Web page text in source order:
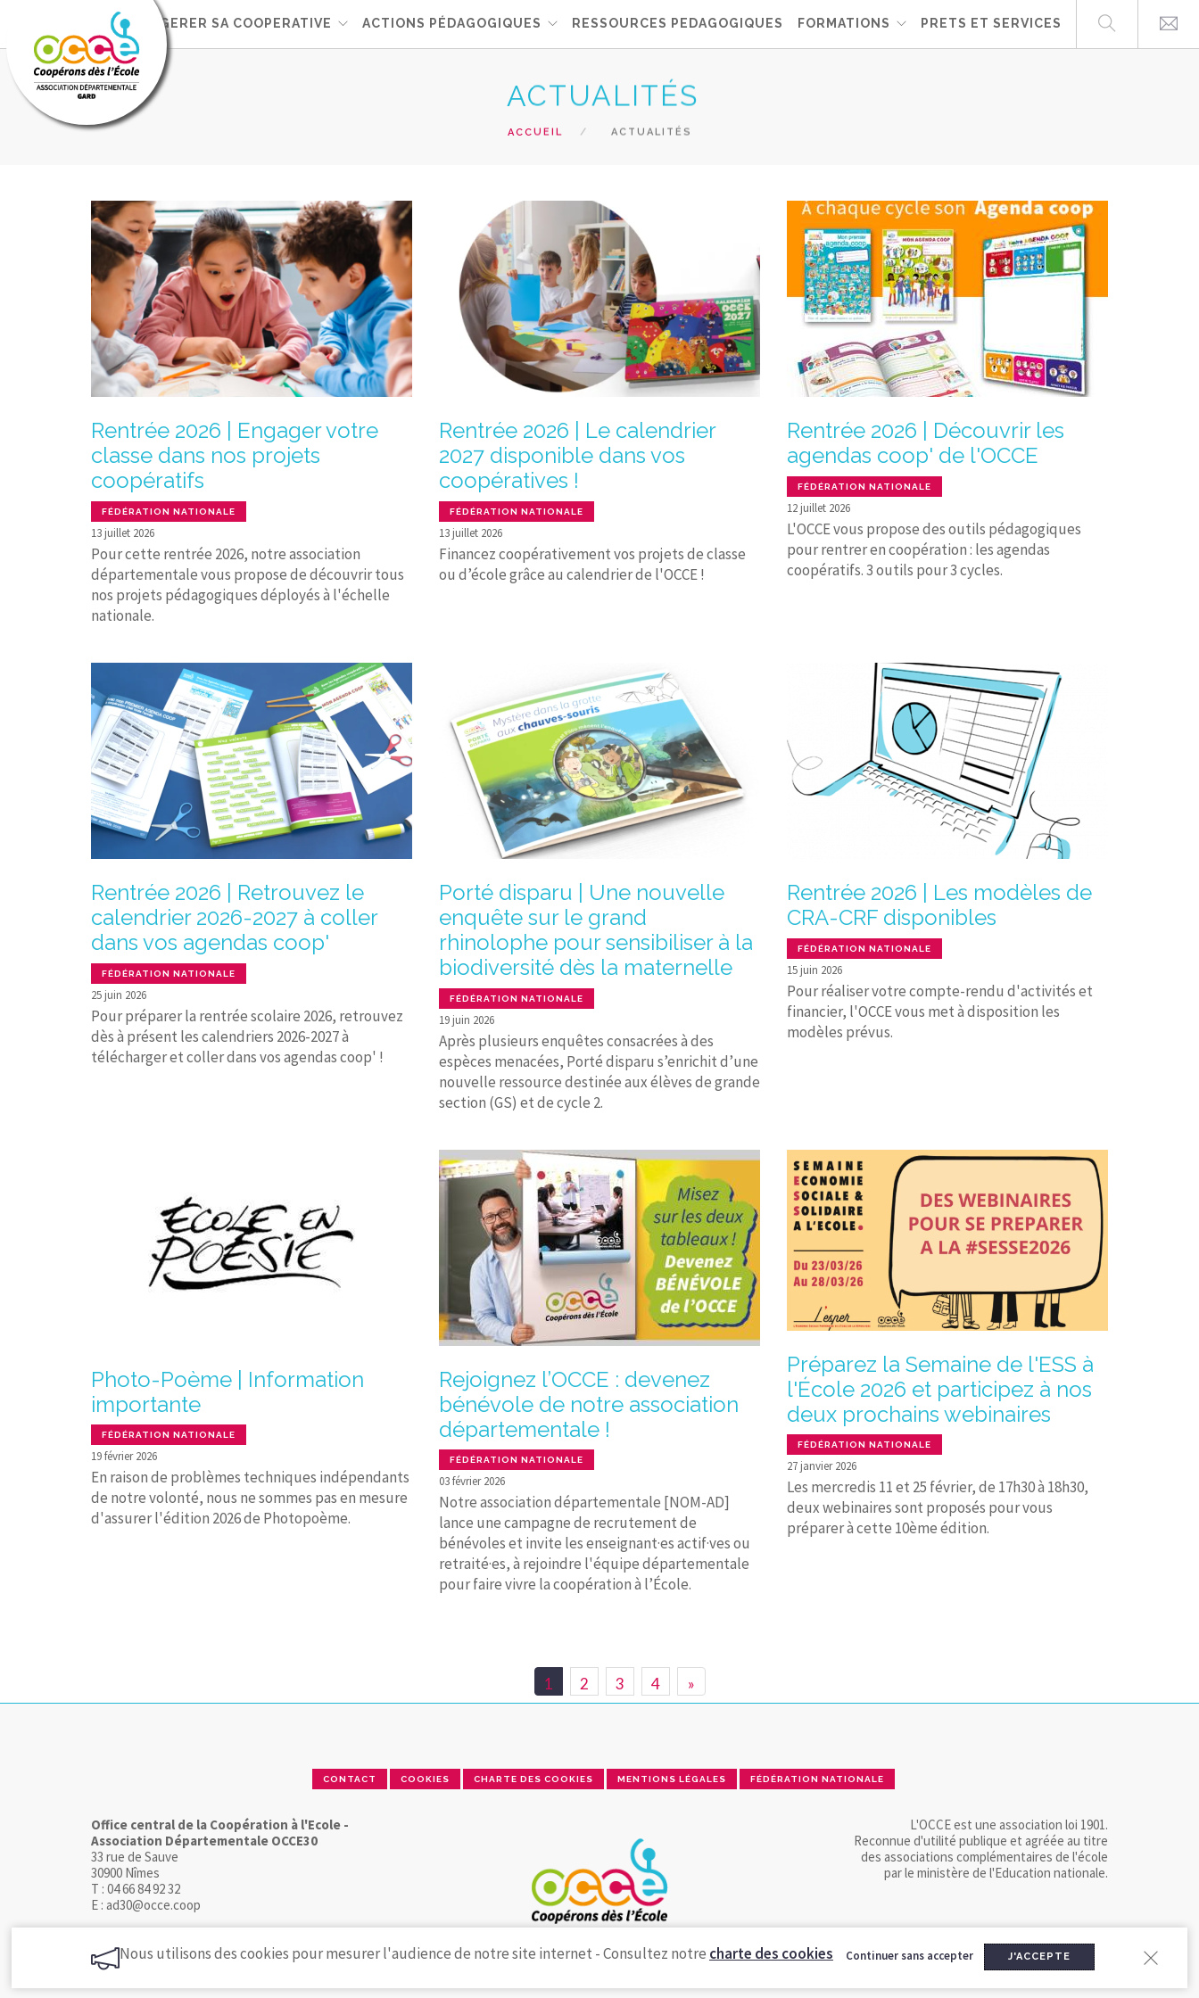
L'OCCE 30 GERER SA COOPERATIVE ACTIONS PÉDAGOGIQUES RESSOURCES PEDAGOGIQUES FORMATIONS PRETS ET SERVICES
ACTUALITÉS
ACCUEIL ACTUALITÉS
Rentrée 2026 | Engager votre
classe dans nos projets
coopératifs
FÉDÉRATION NATIONALE
13 juillet 2026
Pour cette rentrée 2026, notre association
départementale vous propose de découvrir tous
nos projets pédagogiques déployés à l'échelle
nationale.
Rentrée 2026 | Le calendrier
2027 disponible dans vos
coopératives !
FÉDÉRATION NATIONALE
13 juillet 2026
Financez coopérativement vos projets de classe
ou d’école grâce au calendrier de l'OCCE !
Rentrée 2026 | Découvrir les
agendas coop' de l'OCCE
FÉDÉRATION NATIONALE
12 juillet 2026
L'OCCE vous propose des outils pédagogiques
pour rentrer en coopération : les agendas
coopératifs. 3 outils pour 3 cycles.
Rentrée 2026 | Retrouvez le
calendrier 2026-2027 à coller
dans vos agendas coop'
FÉDÉRATION NATIONALE
25 juin 2026
Pour préparer la rentrée scolaire 2026, retrouvez
dès à présent les calendriers 2026-2027 à
télécharger et coller dans vos agendas coop' !
Porté disparu | Une nouvelle
enquête sur le grand
rhinolophe pour sensibiliser à la
biodiversité dès la maternelle
FÉDÉRATION NATIONALE
19 juin 2026
Après plusieurs enquêtes consacrées à des
espèces menacées, Porté disparu s’enrichit d’une
nouvelle ressource destinée aux élèves de grande
section (GS) et de cycle 2.
Rentrée 2026 | Les modèles de
CRA-CRF disponibles
FÉDÉRATION NATIONALE
15 juin 2026
Pour réaliser votre compte-rendu d'activités et
financier, l'OCCE vous met à disposition les
modèles prévus.
Photo-Poème | Information
importante
FÉDÉRATION NATIONALE
19 février 2026
En raison de problèmes techniques indépendants
de notre volonté, nous ne sommes pas en mesure
d'assurer l'édition 2026 de Photopoème.
Rejoignez l’OCCE : devenez
bénévole de notre association
départementale !
FÉDÉRATION NATIONALE
03 février 2026
Notre association départementale [NOM-AD]
lance une campagne de recrutement de
bénévoles et invite les enseignant·es actif·ves ou
retraité·es, à rejoindre l'équipe départementale
pour faire vivre la coopération à l’École.
Préparez la Semaine de l'ESS à
l'École 2026 et participez à nos
deux prochains webinaires
FÉDÉRATION NATIONALE
27 janvier 2026
Les mercredis 11 et 25 février, de 17h30 à 18h30,
deux webinaires sont proposés pour vous
préparer à cette 10ème édition.
1 2 3 4 »
CONTACT COOKIES CHARTE DES COOKIES MENTIONS LÉGALES FÉDÉRATION NATIONALE
Office central de la Coopération à l'Ecole -
Association Départementale OCCE30
33 rue de Sauve
30900 Nîmes
T : 04 66 84 92 32
E : ad30@occe.coop
L'OCCE est une association loi 1901.
Reconnue d'utilité publique et agréée au titre
des associations complémentaires de l'école
par le ministère de l'Education nationale.
Nous utilisons des cookies pour mesurer l'audience de notre site internet - Consultez notre charte des cookies Continuer sans accepter J'ACCEPTE